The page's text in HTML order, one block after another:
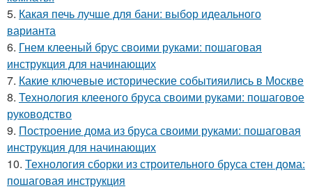
5. Какая печь лучше для бани: выбор идеального
варианта
6. Гнем клееный брус своими руками: пошаговая
инструкция для начинающих
7. Какие ключевые исторические событияились в Москве
8. Технология клееного бруса своими руками: пошаговое
руководство
9. Построение дома из бруса своими руками: пошаговая
инструкция для начинающих
10. Технология сборки из строительного бруса стен дома:
пошаговая инструкция